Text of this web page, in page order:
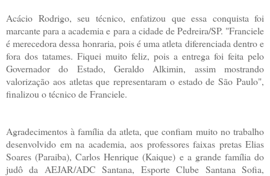
Acácio Rodrigo, seu técnico, enfatizou que essa conquista foi
marcante para a academia e para a cidade de Pedreira/SP. "Franciele
é merecedora dessa honraria, pois é uma atleta diferenciada dentro e
fora dos tatames. Fiquei muito feliz, pois a entrega foi feita pelo
Governador do Estado, Geraldo Alkimin, assim mostrando
valorização aos atletas que representaram o estado de São Paulo",
finalizou o técnico de Franciele.
Agradecimentos à família da atleta, que confiam muito no trabalho
desenvolvido em na academia, aos professores faixas pretas Elias
Soares (Paraiba), Carlos Henrique (Kaique) e a grande família do
judô da AEJAR/ADC Santana, Esporte Clube Santana Sofia,